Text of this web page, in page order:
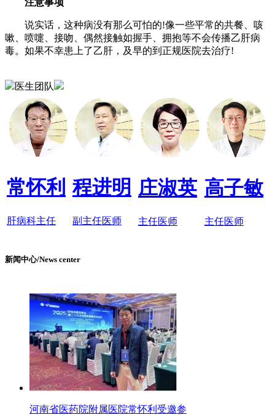
注意事项
说实话，这种病没有那么可怕的!像一些平常的共餐、咳
嗽、喷嚏、接吻、偶然接触如握手、拥抱等不会传播乙肝病
毒。如果不幸患上了乙肝，及早的到正规医院去治疗!
医生团队
常怀利
肝病科主任
程进明
副主任医师
庄淑英
主任医师
高子敏
主任医师
新闻中心/News center
河南省医药院附属医院常怀利受邀参